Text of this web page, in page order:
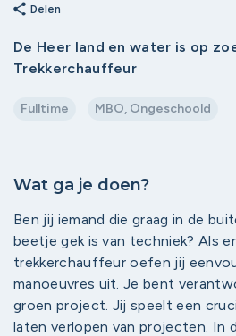
share Delen
De Heer land en water is op
Trekkerchauffeur
Fulltime MBO, Ongeschoold
Wat ga je doen?
Ben jij iemand die graag in de
beetje gek is van techniek? Als
trekkerchauffeur oefen jij
manoeuvres uit. Je bent
groen project. Jij speelt een
laten verlopen van projecten. In